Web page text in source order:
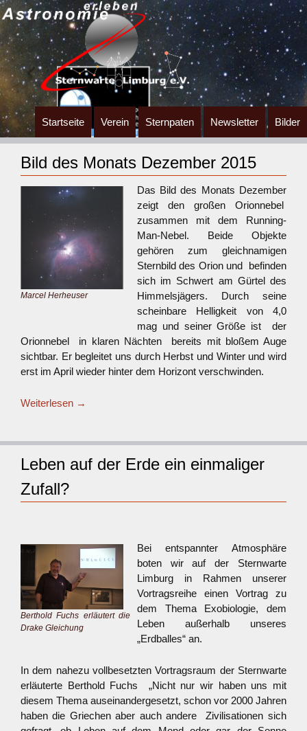
Zum
Inhalt
springen
Startseite Verein Sternpaten Newsletter Bilder
Bild des Monats Dezember 2015
Marcel Herheuser
Das Bild des Monats Dezember
zeigt den großen Orionnebel
zusammen mit dem Running-
Man-Nebel. Beide Objekte
gehören zum gleichnamigen
Sternbild des Orion und befinden
sich im Schwert am Gürtel des
Himmelsjägers. Durch seine
scheinbare Helligkeit von 4,0
mag und seiner Größe ist der
Orionnebel in klaren Nächten bereits mit bloßem Auge
sichtbar. Er begleitet uns durch Herbst und Winter und wird
erst im April wieder hinter dem Horizont verschwinden.
Weiterlesen →
Leben auf der Erde ein einmaliger
Zufall?
Berthold Fuchs erläutert die
Drake Gleichung
Bei entspannter Atmosphäre
boten wir auf der Sternwarte
Limburg in Rahmen unserer
Vortragsreihe einen Vortrag zu
dem Thema Exobiologie, dem
Leben außerhalb unseres
„Erdballes“ an.
In dem nahezu vollbesetzten Vortragsraum der Sternwarte
erläuterte Berthold Fuchs „Nicht nur wir haben uns mit
diesem Thema auseinandergesetzt, schon vor 2000 Jahren
haben die Griechen aber auch andere Zivilisationen sich